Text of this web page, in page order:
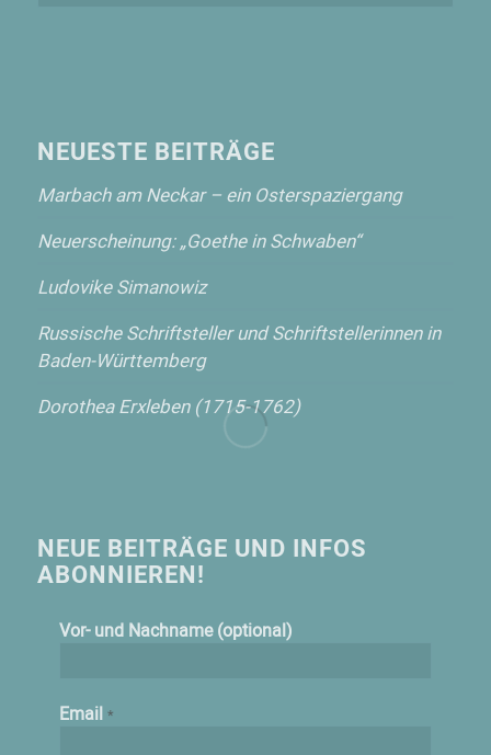
NEUESTE BEITRÄGE
Marbach am Neckar – ein Osterspaziergang
Neuerscheinung: „Goethe in Schwaben“
Ludovike Simanowiz
Russische Schriftsteller und Schriftstellerinnen in
Baden-Württemberg
Dorothea Erxleben (1715-1762)
NEUE BEITRÄGE UND INFOS
ABONNIEREN!
Vor- und Nachname (optional)
Email *